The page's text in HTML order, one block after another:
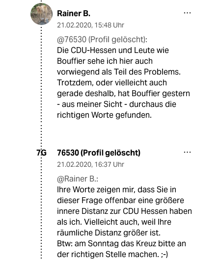
Rainer B.
21.02.2020, 15:48 Uhr
@76530 (Profil gelöscht):
Die CDU-Hessen und Leute wie
Bouffier sehe ich hier auch
vorwiegend als Teil des Problems.
Trotzdem, oder vielleicht auch
gerade deshalb, hat Bouffier gestern
- aus meiner Sicht - durchaus die
richtigen Worte gefunden.
7G 76530 (Profil gelöscht)
21.02.2020, 16:37 Uhr
@Rainer B.:
Ihre Worte zeigen mir, dass Sie in
dieser Frage offenbar eine größere
innere Distanz zur CDU Hessen haben
als ich. Vielleicht auch, weil Ihre
räumliche Distanz größer ist.
Btw: am Sonntag das Kreuz bitte an
der richtigen Stelle machen. ;-)